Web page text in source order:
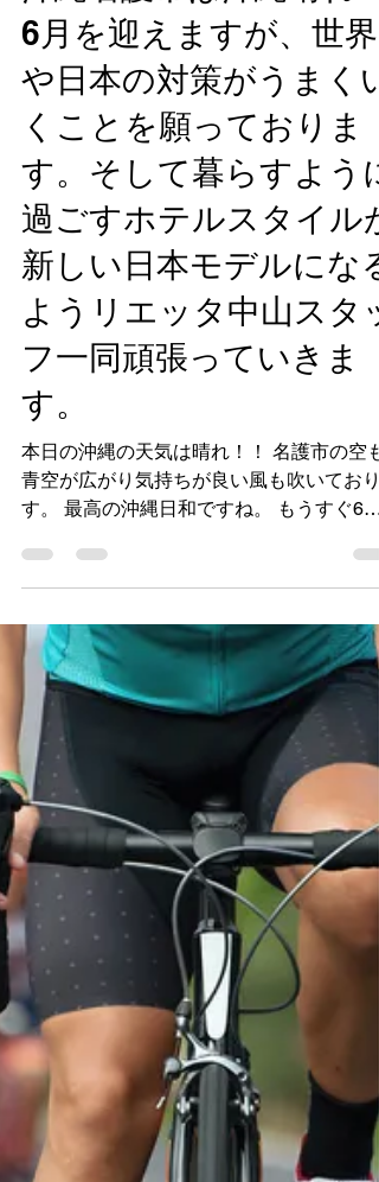
2020年5月26日
沖縄名護市は沖縄晴れ！
6月を迎えますが、世界
や日本の対策がうまくい
くことを願っておりま
す。そして暮らすように
過ごすホテルスタイルが
新しい日本モデルになる
ようリエッタ中山スタッ
フ一同頑張っていきま
す。
す。 最高の沖縄日和ですね。 もうすぐ6月
になりますが、 世界や日本の対策がうまく
って、1日でも早く皆様と過ごせる日が楽
みです。 日々のニュースから少しづつもと
に戻ってくる雰囲気を感じながら...